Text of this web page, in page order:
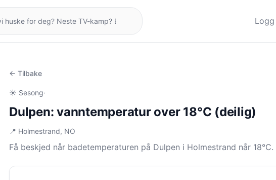
← Tilbake
☀️ Sesong·
Dulpen: vanntemperatur over 18°C (deilig)
📍 Holmestrand, NO
Få beskjed når badetemperaturen på Dulpen i Holmestrand når 18°C.